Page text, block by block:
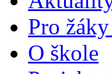
Pro
O škole